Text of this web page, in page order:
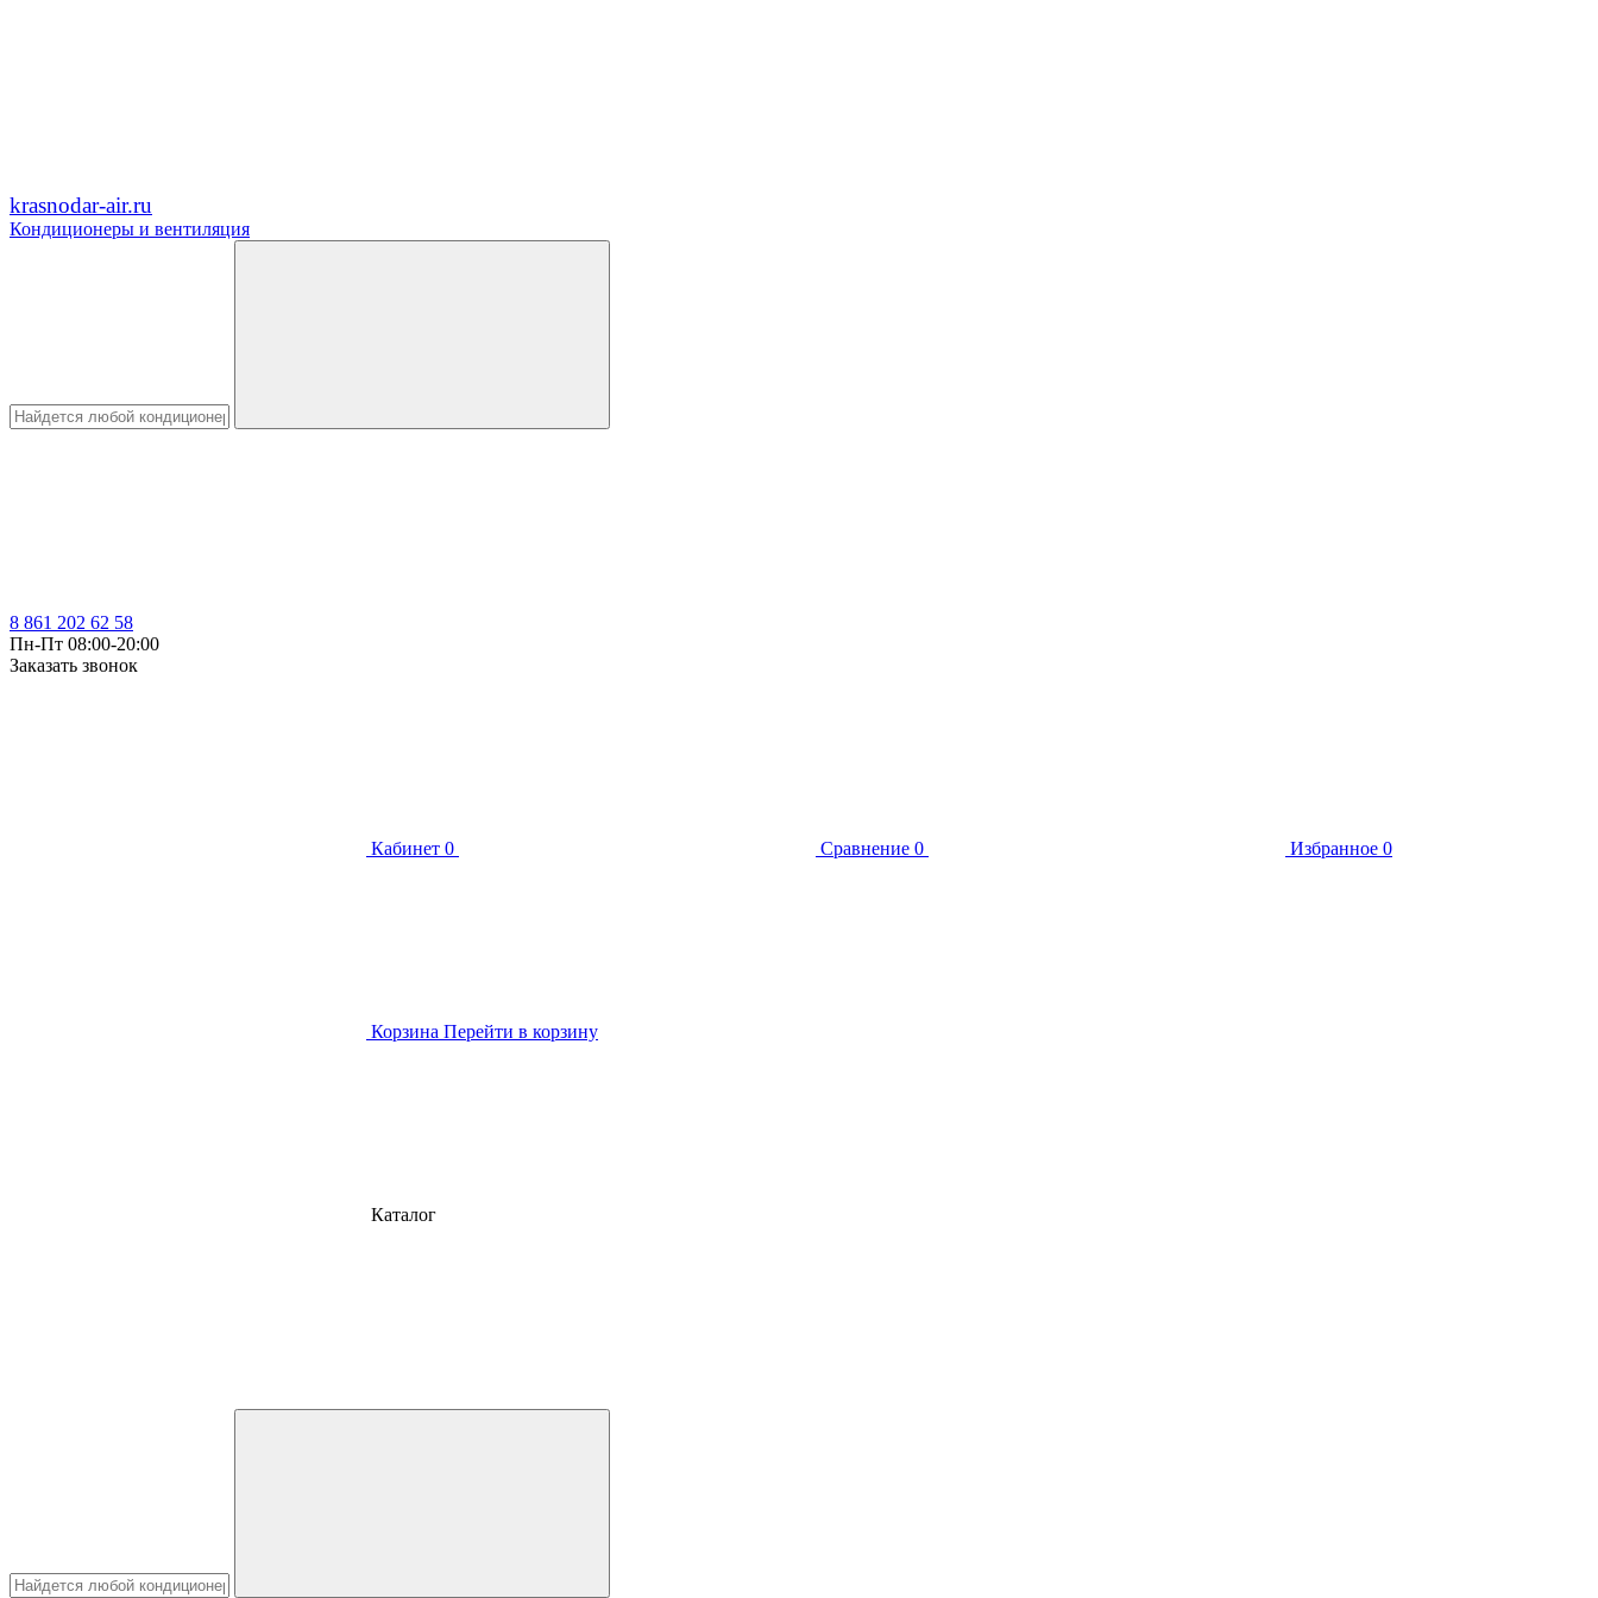
krasnodar-air.ru
Кондиционеры и вентиляция
8 861 202 62 58
Пн-Пт 08:00-20:00
Заказать звонок
Кабинет 0 Сравнение 0 Избранное 0
Корзина Перейти в корзину
Каталог